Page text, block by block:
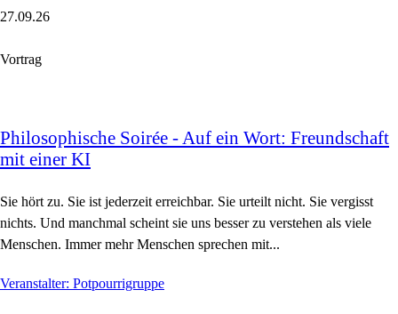
27.09.26
Vortrag
Philosophische Soirée - Auf ein Wort: Freundschaft
mit einer KI
Sie hört zu. Sie ist jederzeit erreichbar. Sie urteilt nicht. Sie vergisst
nichts. Und manchmal scheint sie uns besser zu verstehen als viele
Menschen. Immer mehr Menschen sprechen mit...
Veranstalter: Potpourrigruppe